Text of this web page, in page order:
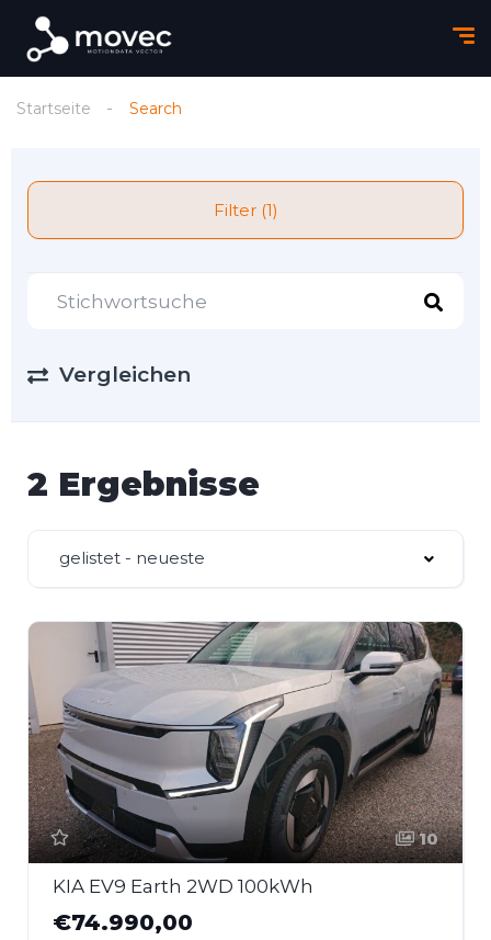
Startseite Search
Filter (1)
Vergleichen
2 Ergebnisse
gelistet - neueste
10
KIA EV9 Earth 2WD 100kWh
€74.990,00